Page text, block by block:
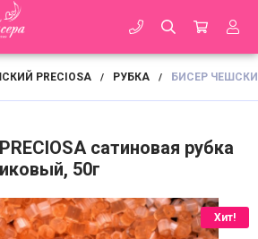
PRECIOSA / РУБКА / БИСЕР
сатиновая рубка
50г
Хит!